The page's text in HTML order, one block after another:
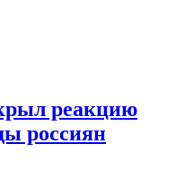
реакцию
россиян